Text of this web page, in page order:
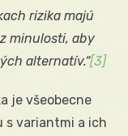
rizika majú
minulosti, aby
alternatív.“[3]
je všeobecne
s variantmi a ich